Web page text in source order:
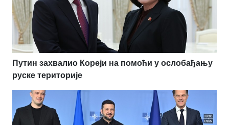
Путин захвалио Кореји на помоћи у ослобађању
руске територије